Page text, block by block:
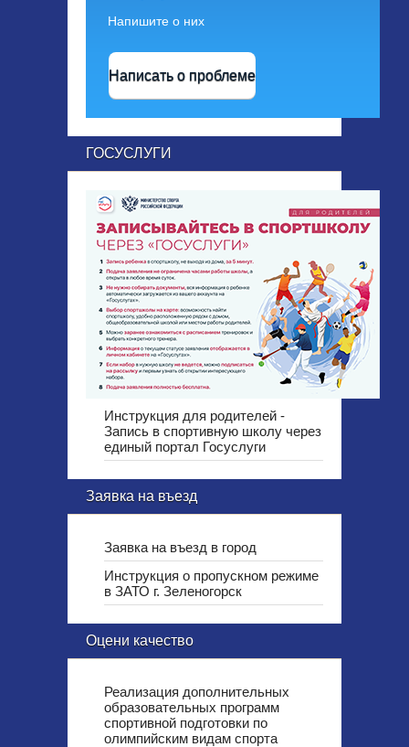
Напишите о них
Написать о проблеме
ГОСУСЛУГИ
Инструкция для родителей -
Запись в спортивную школу через
единый портал Госуслуги
Заявка на въезд
Заявка на въезд в город
Инструкция о пропускном режиме
в ЗАТО г. Зеленогорск
Оцени качество
Реализация дополнительных
образовательных программ
спортивной подготовки по
олимпийским видам спорта